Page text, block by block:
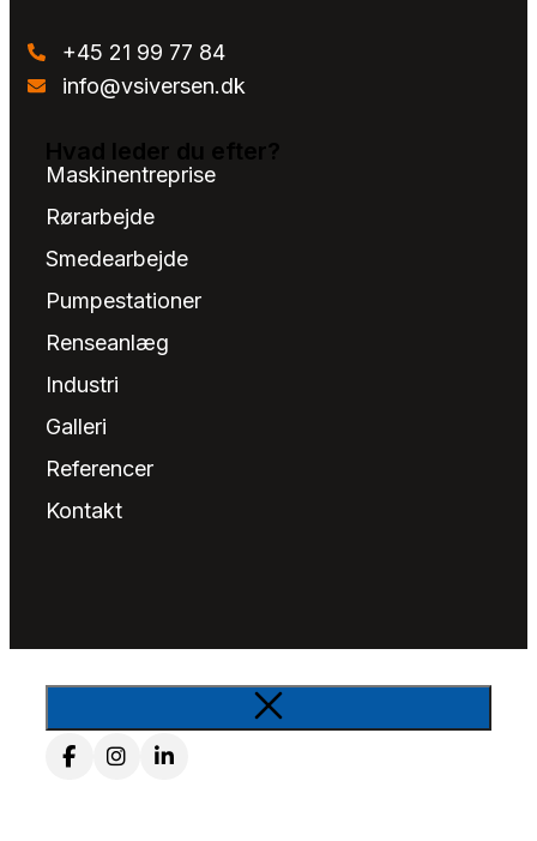
+45 21 99 77 84
info@vsiversen.dk
Hvad leder du efter?
Maskinentreprise
Rørarbejde
Smedearbejde​
Pumpestationer
Renseanlæg
Industri
Galleri
Referencer
Kontakt